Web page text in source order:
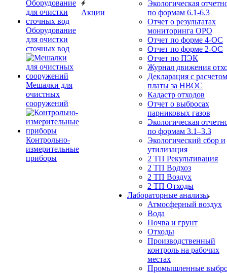
Оборудование
для очистки
сточных вод
Мешалки для
очистных
сооружений
Контрольно-
измерительные
приборы
Акции
Экологическая
по формам 6.1-6.3
Отчет о результатах
мониторинга ОРО
Отчет по форме 4-ОС
Отчет по форме 2-ОС
Отчет по ПЭК
Журнал движения
Декларация с расчетом
платы за НВОС
Кадастр отходов
Отчет о выбросах
парниковых газов
Экологическая
по формам 3.1–3.3
Экологический сбор и
утилизация
2 ТП Рекультивация
2 ТП Водхоз
2 ТП Воздух
2 ТП Отходы
Лабораторные анализы
Атмосферный воздух
Вода
Почва и грунт
Отходы
Производственный
контроль на рабочих
местах
Промышленные